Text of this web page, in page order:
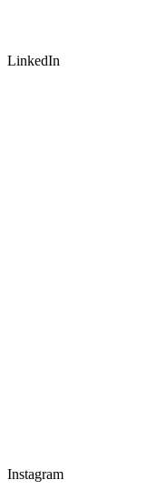
LinkedIn
Instagram